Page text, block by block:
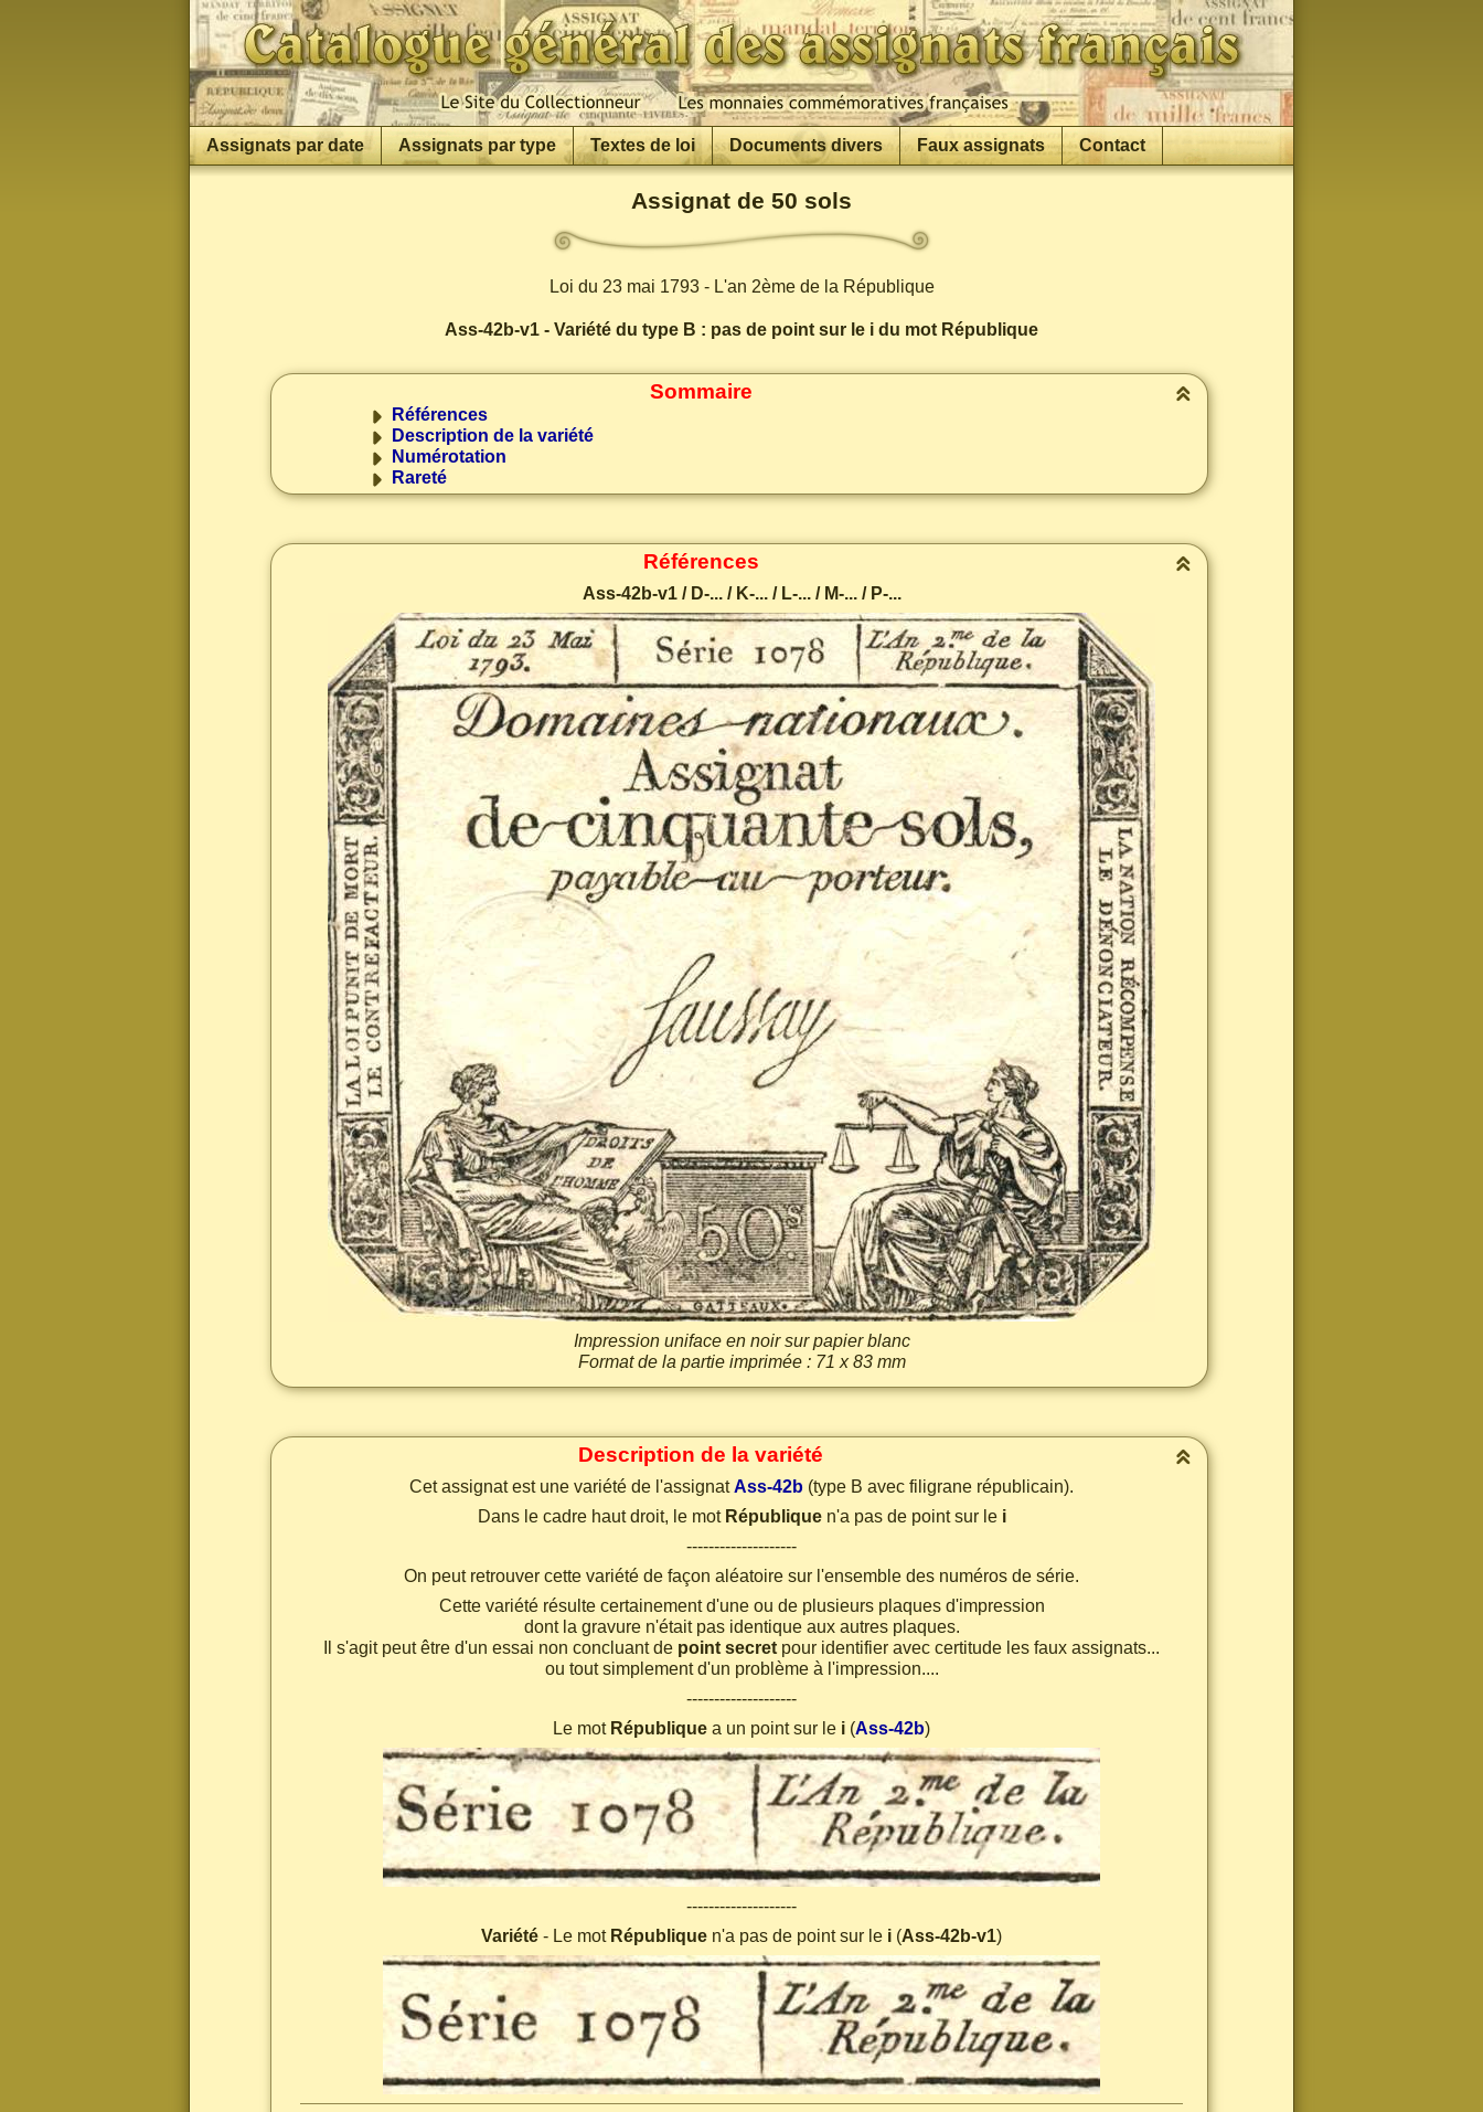
Assignats par date Assignats par type Textes de loi Documents divers Faux assignats Contact
Assignat de 50 sols
Loi du 23 mai 1793 - L'an 2ème de la République
Ass-42b-v1 - Variété du type B : pas de point sur le i du mot République
Sommaire
Références
Description de la variété
Numérotation
Rareté
Références
Ass-42b-v1 / D-... / K-... / L-... / M-... / P-...
Impression uniface en noir sur papier blanc
Format de la partie imprimée : 71 x 83 mm
Description de la variété
Cet assignat est une variété de l'assignatAss-42b (type B avec filigrane républicain).
Dans le cadre haut droit, le mot Républiquen'a pas de point sur le i
--------------------
On peut retrouver cette variété de façon aléatoire sur l'ensemble des numéros de série.
Cette variété résulte certainement d'une ou de plusieurs plaques d'impression
dont la gravure n'était pas identique aux autres plaques.
Il s'agit peut être d'un essai non concluant de point secret pour identifier avec certitude les faux assignats...
ou tout simplement d'un problème à l'impression....
--------------------
Le mot République a un point sur le i (Ass-42b)
--------------------
Variété - Le mot République n'a pas de point sur le i (Ass-42b-v1)